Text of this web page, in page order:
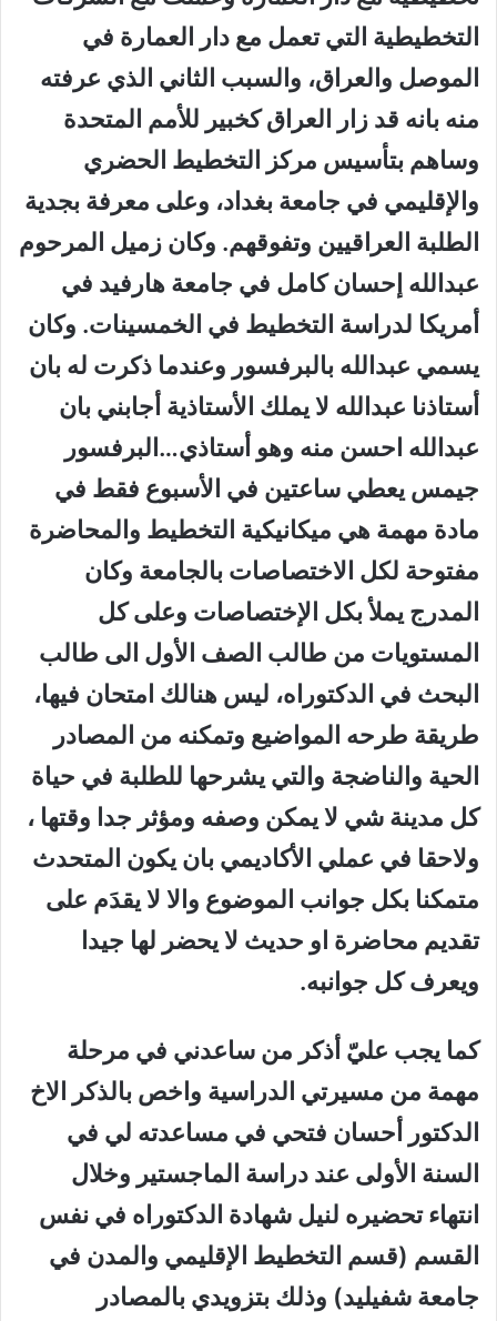
التخطيطية التي تعمل مع دار العمارة في
الموصل والعراق، والسبب الثاني الذي عرفته
منه بانه قد زار العراق كخبير للأمم المتحدة
وساهم بتأسيس مركز التخطيط الحضري
والإقليمي في جامعة بغداد، وعلى معرفة بجدية
الطلبة العراقيين وتفوقهم. وكان زميل المرحوم
عبدالله إحسان كامل في جامعة هارفيد في
أمريكا لدراسة التخطيط في الخمسينات. وكان
يسمي عبدالله بالبرفسور وعندما ذكرت له بان
أستاذنا عبدالله لا يملك الأستاذية أجابني بان
عبدالله احسن منه وهو أستاذي…البرفسور
جيمس يعطي ساعتين في الأسبوع فقط في
مادة مهمة هي ميكانيكية التخطيط والمحاضرة
مفتوحة لكل الاختصاصات بالجامعة وكان
المدرج يملأ بكل الإختصاصات وعلى كل
المستويات من طالب الصف الأول الى طالب
البحث في الدكتوراه، ليس هنالك امتحان فيها،
طريقة طرحه المواضيع وتمكنه من المصادر
الحية والناضجة والتي يشرحها للطلبة في حياة
كل مدينة شي لا يمكن وصفه ومؤثر جدا وقتها ،
ولاحقا في عملي الأكاديمي بان يكون المتحدث
متمكنا بكل جوانب الموضوع والا لا يقدَم على
تقديم محاضرة او حديث لا يحضر لها جيدا
ويعرف كل جوانبه.
كما يجب عليّ أذكر من ساعدني في مرحلة
مهمة من مسيرتي الدراسية واخص بالذكر الاخ
الدكتور أحسان فتحي في مساعدته لي في
السنة الأولى عند دراسة الماجستير وخلال
انتهاء تحضيره لنيل شهادة الدكتوراه في نفس
القسم (قسم التخطيط الإقليمي والمدن في
جامعة شفيليد) وذلك بتزويدي بالمصادر